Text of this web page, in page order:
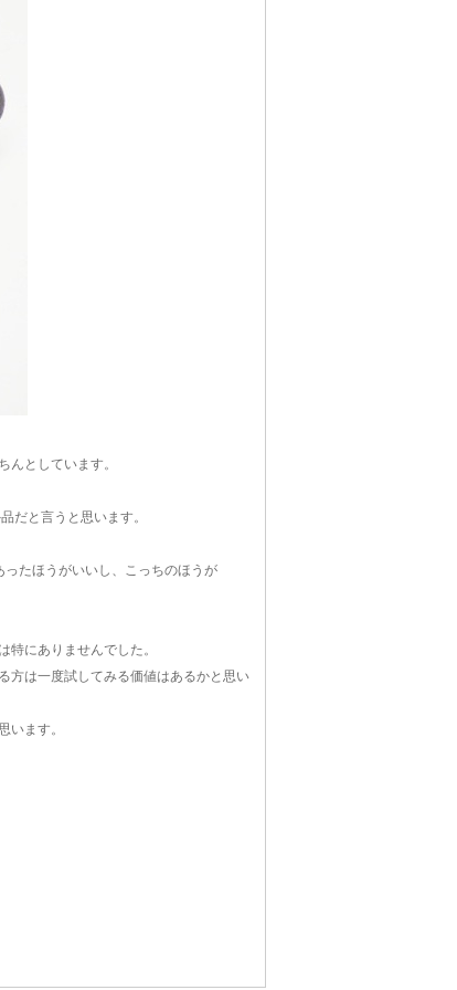
としています。
だと言うと思います。
たほうがいいし、こっちのほうが
にありませんでした。
方は一度試してみる価値はあるかと思い
います。